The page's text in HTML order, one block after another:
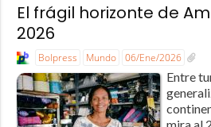
El frágil horizonte de
2026
Bolpress Mundo 06/Ene/2026
Entre